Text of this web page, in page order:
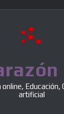
Educación,
artificial